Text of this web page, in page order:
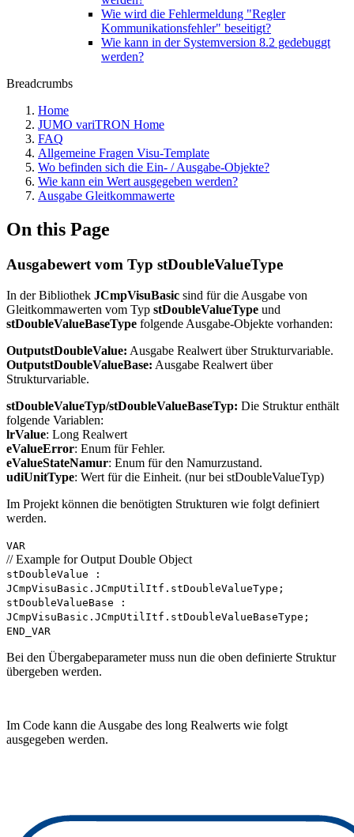
Wie wird die Fehlermeldung "Regler
Kommunikationsfehler" beseitigt?
Wie kann in der Systemversion 8.2 gedebuggt
werden?
Breadcrumbs
Home
JUMO variTRON Home
FAQ
Allgemeine Fragen Visu-Template
Wo befinden sich die Ein- / Ausgabe-Objekte?
Wie kann ein Wert ausgegeben werden?
Ausgabe Gleitkommawerte
On this Page
Ausgabewert vom Typ stDoubleValueType
In der Bibliothek JCmpVisuBasic sind für die Ausgabe von
Gleitkommawerten vom Typ stDoubleValueType und
stDoubleValueBaseType folgende Ausgabe-Objekte vorhanden:
OutputstDoubleValue: Ausgabe Realwert über Strukturvariable.
OutputstDoubleValueBase: Ausgabe Realwert über
Strukturvariable.
stDoubleValueTyp/stDoubleValueBaseTyp: Die Struktur enthält
folgende Variablen:
lrValue: Long Realwert
eValueError: Enum für Fehler.
eValueStateNamur: Enum für den Namurzustand.
udiUnitType: Wert für die Einheit. (nur bei stDoubleValueTyp)
Im Projekt können die benötigten Strukturen wie folgt definiert
werden.
VAR
// Example for Output Double Object
stDoubleValue :
JCmpVisuBasic.JCmpUtilItf.stDoubleValueType;
stDoubleValueBase :
JCmpVisuBasic.JCmpUtilItf.stDoubleValueBaseType;
END_VAR
Bei den Übergabeparameter muss nun die oben definierte Struktur
übergeben werden.
Im Code kann die Ausgabe des long Realwerts wie folgt
ausgegeben werden.